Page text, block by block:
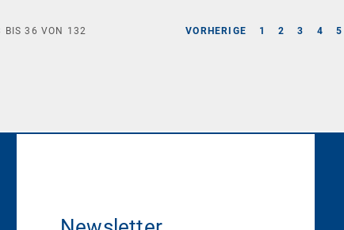
VORHERIGE 1 2 3 4 5
BIS36 VON 132